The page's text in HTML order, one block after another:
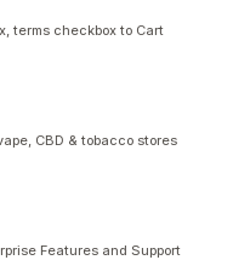
terms checkbox to Cart
CBD & tobacco stores
Features and Support